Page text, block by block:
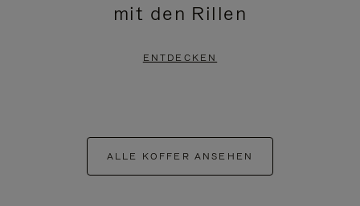
mit den Rillen
ENTDECKEN
ALLE KOFFER ANSEHEN